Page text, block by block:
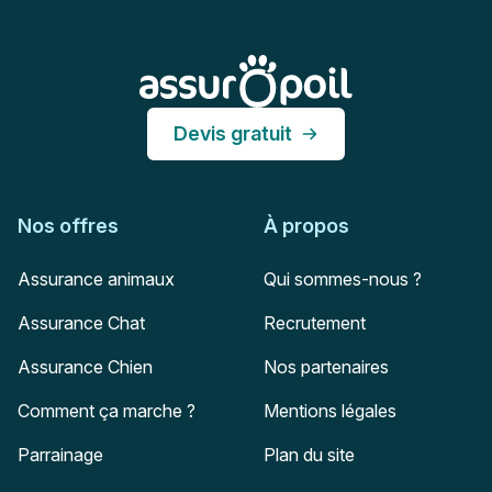
Devis gratuit
Nos offres
Assurance animaux
Assurance Chat
Assurance Chien
Comment ça marche ?
Parrainage
À propos
Qui sommes-nous ?
Recrutement
Nos partenaires
Mentions légales
Plan du site